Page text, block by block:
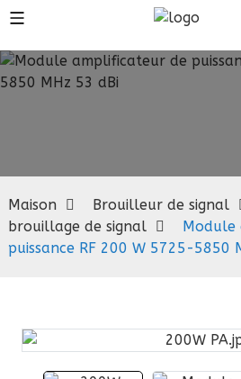
Module
Maison Brouilleur de signal
brouillage de signal
Module
puissance RF 200 W 5725-5850